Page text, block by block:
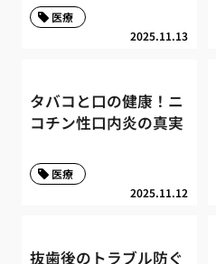
2025.11.13
医療
タバコと口の健康！ニ
コチン性口内炎の真実
2025.11.12
医療
抜歯後のトラブル防ぐ